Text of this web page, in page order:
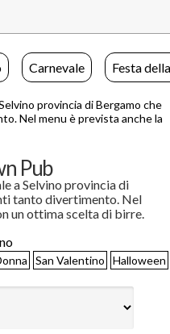
Carnevale Festa
provincia di Bergamo che
Nel menu è prevista anche la
Pub
a Selvino provincia di
tanto divertimento. Nel
un ottima scelta di birre.
San Valentino Halloween